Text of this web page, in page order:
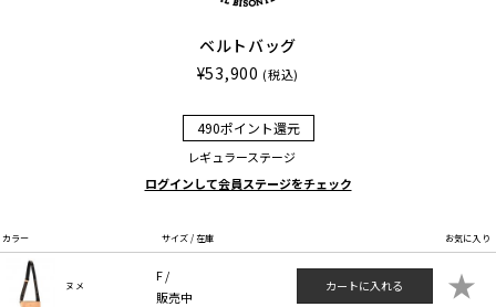
ベルトバッグ
¥53,900 (税込)
490ポイント還元
レギュラーステージ
ログインして会員ステージをチェック
カラー サイズ / 在庫 お気に入り
ヌメ
F /
販売中
カートに入れる ★